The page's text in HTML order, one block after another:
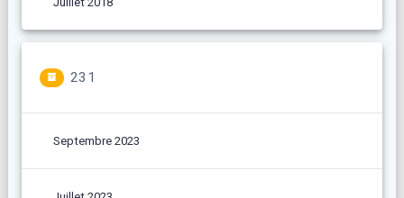
231
Septembre 2023